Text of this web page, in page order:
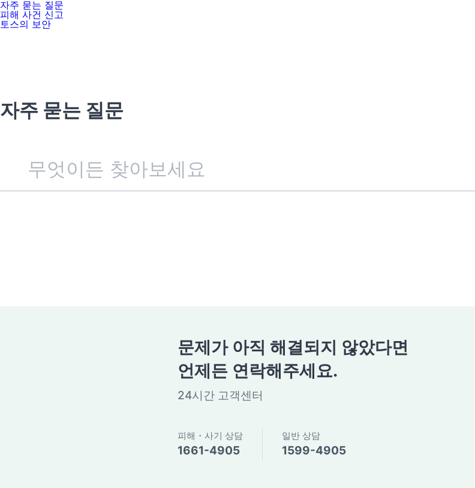
자주 묻는 질문
피해 사건 신고
토스의 보안
자주 묻는 질문
문제가 아직 해결되지 않았다면
언제든 연락해주세요.
24시간 고객센터
피해・사기 상담
1661-4905
일반 상담
1599-4905